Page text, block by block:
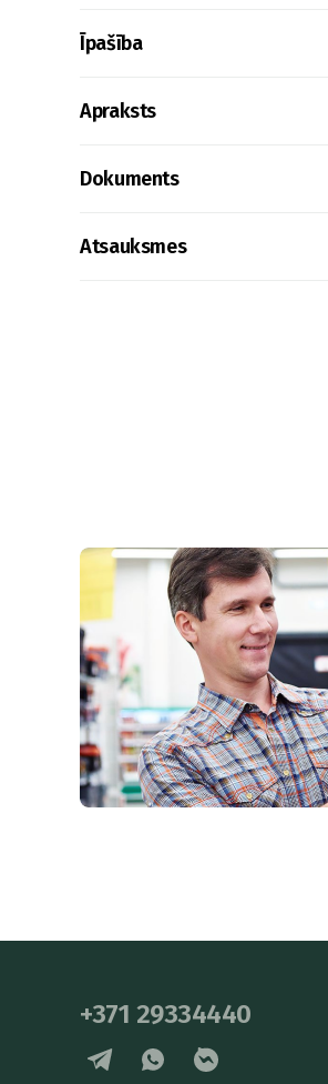
Īpašība
Apraksts
Dokuments
Atsauksmes
+371 29334440